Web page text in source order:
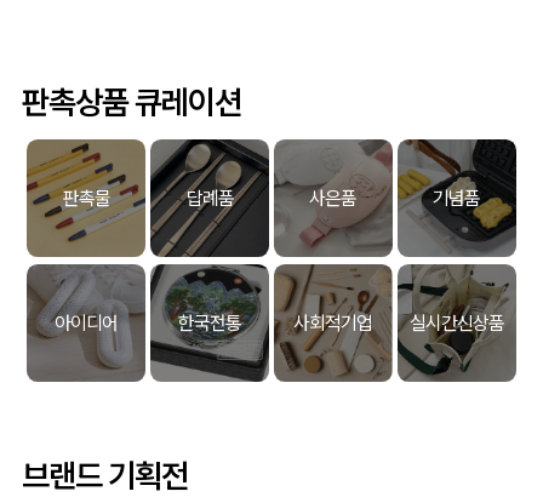
판촉상품 큐레이션
판촉물 답례품 사은품 기념품
아이디어 한국전통 사회적기업 실시간신상품
브랜드 기획전